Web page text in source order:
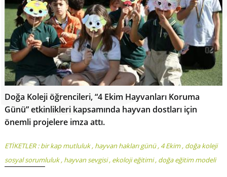
Doğa Koleji öğrencileri, “4 Ekim Hayvanları Koruma
Günü” etkinlikleri kapsamında hayvan dostları için
önemli projelere imza attı.
ETİKETLER :bir kap mutluluk, hayvan hakları günü, 4 Ekim, doğa koleji
sosyal sorumluluk, hayvan sevgisi, ekoloji eğitimi, doğa eğitim modeli